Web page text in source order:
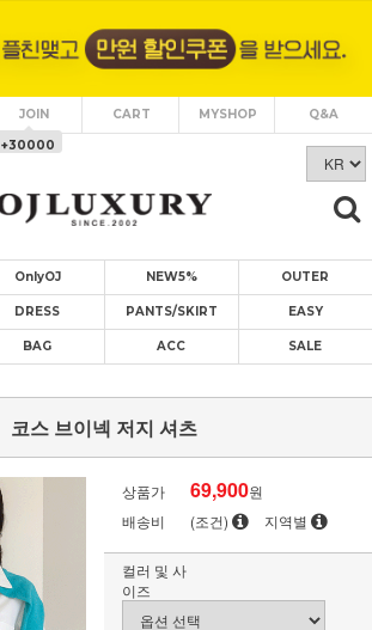
JOIN
+30000
CART MYSHOP Q&A
OnlyOJ NEW5% OUTER
DRESS PANTS/SKIRT EASY
BAG ACC SALE
코스 브이넥 저지 셔츠
상품가 69,900원
배송비
(조건) 지역별
컬러 및 사
이즈